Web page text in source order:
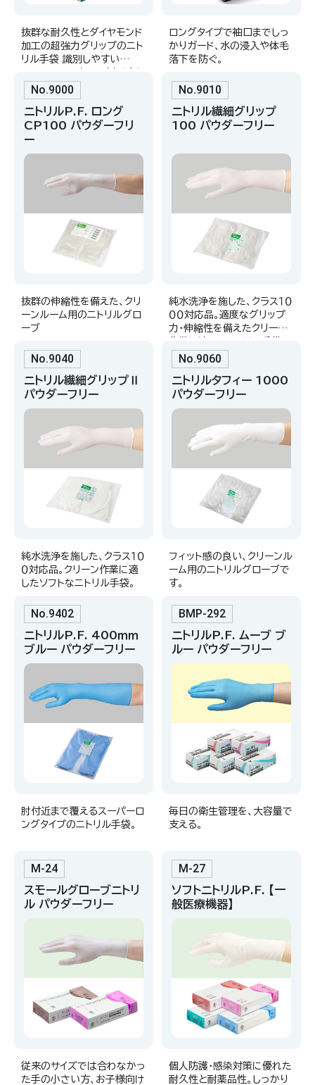
抜群な耐久性とダイヤモンド
加工の超強力グリップのニト
リル手袋 識別しやすい
イプの手袋。
ロングタイプで袖口までしっ
かりガード、水の浸入や体毛
落下を防ぐ。
No.9000
ニトリルP.F. ロング
CP100 パウダーフリ
ー
抜群の伸縮性を備えた、クリ
ーンルーム用のニトリルグロ
ーブ
No.9010
ニトリル繊細グリップ
100 パウダーフリー
純水洗浄を施した、クラス１０
００対応品。適度なグリップ
力・伸縮性を備えたクリーン
No.9040
ニトリル繊細グリップⅡ
パウダーフリー
純水洗浄を施した、クラス１０
０対応品。クリーン作業に適
したソフトなニトリル手袋。
No.9060
ニトリルタフィー 1000
パウダーフリー
フィット感の良い、クリーンル
ーム用のニトリルグローブで
す。
No.9402
ニトリルP.F. 400ｍｍ
ブルー パウダーフリー
肘付近まで覆えるスーパーロ
ングタイプのニトリル手袋。
BMP-292
ニトリルP.F. ムーブ ブ
ルー パウダーフリー
毎日の衛生管理を、大容量で
支える。
M-24
スモールグローブニトリ
ル パウダーフリー
従来のサイズでは合わなかっ
た手の小さい方、お子様向け
M-27
ソフトニトリルP.F. 【一
般医療機器】
個人防護・感染対策に優れた
耐久性と耐薬品性。しっかり